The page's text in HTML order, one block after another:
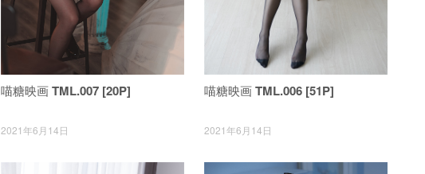
喵糖映画 TML.007 [20P]
2021年6月14日
喵糖映画 TML.006 [51P]
2021年6月14日